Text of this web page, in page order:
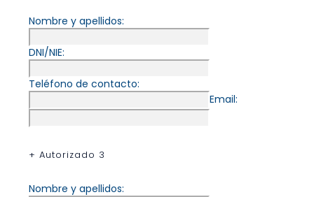
Nombre y apellidos:
DNI/NIE:
Teléfono de contacto:
Email:
+ Autorizado 3
Nombre y apellidos: